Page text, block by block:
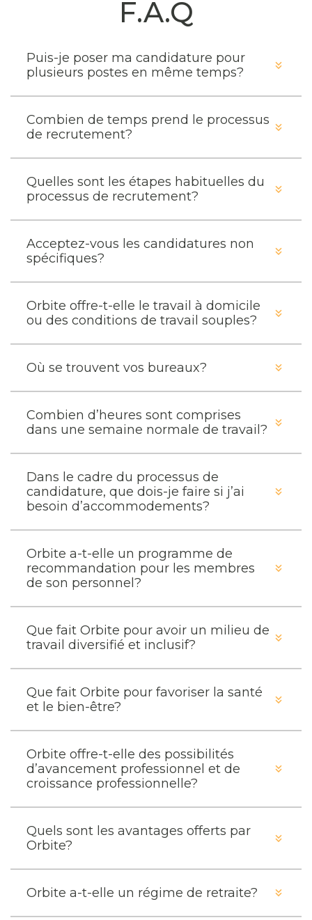
F.A.Q
Puis-je poser ma candidature pour
plusieurs postes en même temps?
Combien de temps prend le processus
de recrutement?
Quelles sont les étapes habituelles du
processus de recrutement?
Acceptez-vous les candidatures non
spécifiques?
Orbite offre-t-elle le travail à domicile
ou des conditions de travail souples?
Où se trouvent vos bureaux?
Combien d’heures sont comprises
dans une semaine normale de travail?
Dans le cadre du processus de
candidature, que dois-je faire si j’ai
besoin d’accommodements?
Orbite a-t-elle un programme de
recommandation pour les membres
de son personnel?
Que fait Orbite pour avoir un milieu de
travail diversifié et inclusif?
Que fait Orbite pour favoriser la santé
et le bien-être?
Orbite offre-t-elle des possibilités
d’avancement professionnel et de
croissance professionnelle?
Quels sont les avantages offerts par
Orbite?
Orbite a-t-elle un régime de retraite?